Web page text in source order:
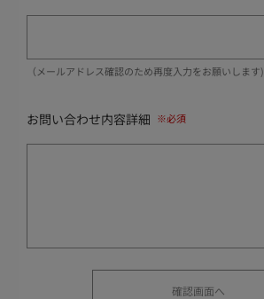
（メールアドレス確認のため再度入力をお願いします)
お問い合わせ内容詳細